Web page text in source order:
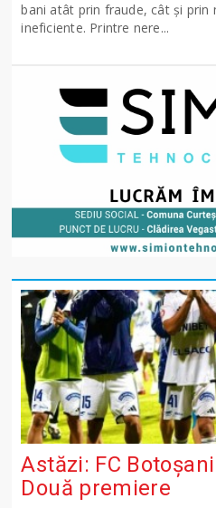
bani atât prin fraude, cât și prin
ineficiente. Printre nere...
Astăzi: FC
Două premiere